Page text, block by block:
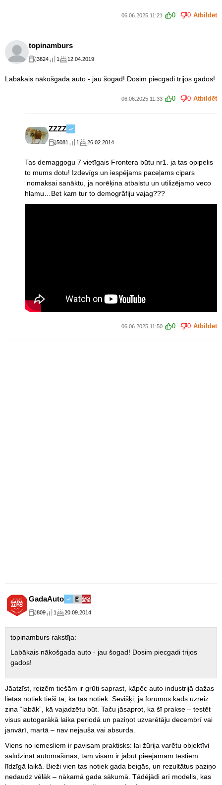
06.06.2025 11:21 0 0 Atbildēt
topinamburs
3824 1 12.04.2019
Labākais nākošgada auto - jau šogad! Dosim piecgadi trijos gados!
06.06.2025 11:33 0 0 Atbildēt
ZZZZ
5081 1 26.02.2014
Tas demaggogu 7 vietīgais Frontera būtu nr1. ja tas opipelis
to mums dotu! Izdevīgs un iespējams paceļams cipars
nomaksai sanāktu, ja norēķina atbalstu un utilizējamo veco
hlamu…Bet kam tur to demogrāfiju vajag???
06.06.2025 11:50 0 0 Atbildēt
GadaAuto
809 1 20.09.2014
topinamburs rakstīja:
Labākais nākošgada auto - jau šogad! Dosim piecgadi trijos
gados!
Jāatzīst, reizēm tiešām ir grūti saprast, kāpēc auto industrijā dažas
lietas notiek tieši tā, kā tās notiek. Sevišķi, ja forumos kāds uzreiz
zina “labāk”, kā vajadzētu būt. Taču jāsaprot, ka šī prakse – testēt
visus autogarākā laika periodā un paziņot uzvarētāju decembrī vai
janvārī, martā – nav nejauša vai absurda.
Viens no iemesliem ir pavisam praktisks: lai žūrija varētu objektīvi
salīdzināt automašīnas, tām visām ir jābūt pieejamām testiem
līdzīgā laikā. Bieži vien tas notiek gada beigās, un rezultātus paziņo
nedaudz vēlāk – nākamā gada sākumā. Tādējādi arī modelis, kas